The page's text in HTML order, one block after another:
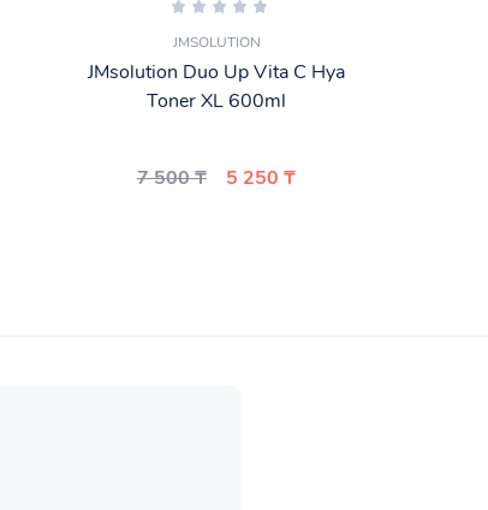
JMSOLUTION
JMsolution Duo Up Vita C Hya
Toner XL 600ml
7 500 ₸ 5 250 ₸